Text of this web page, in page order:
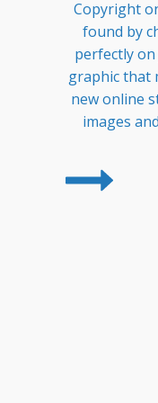
Copyright
found by
perfectly
graphic that
new online
images